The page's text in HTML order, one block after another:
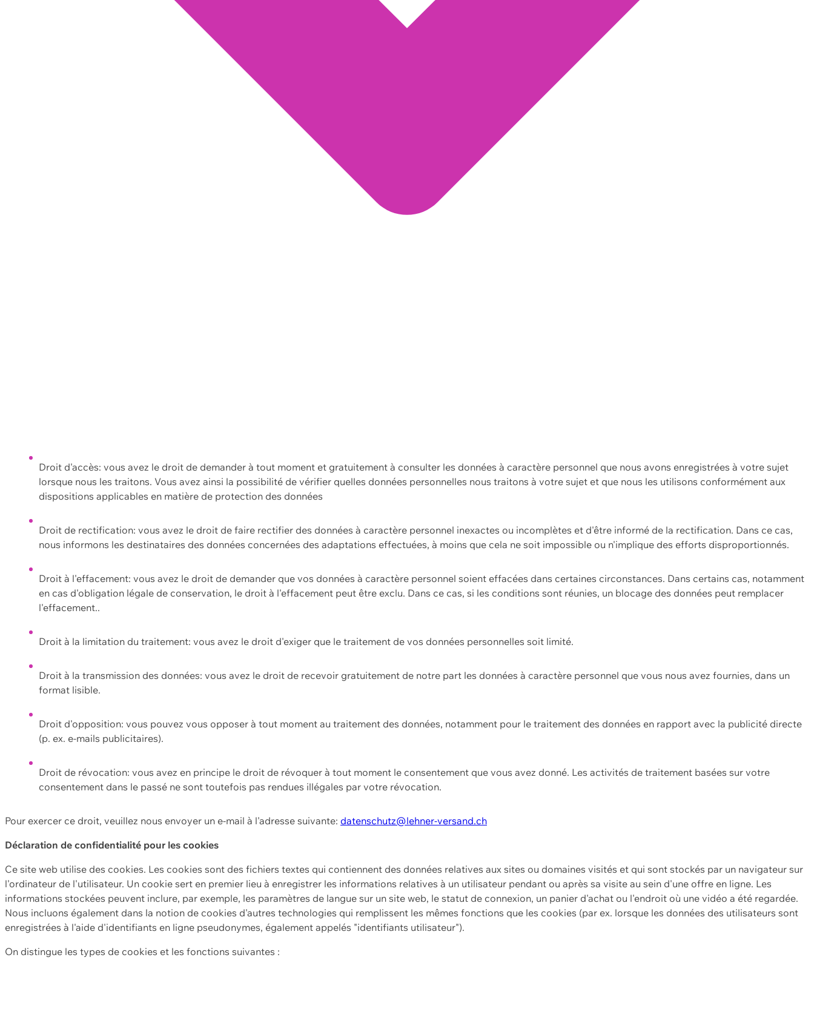
Droit d'accès: vous avez le droit de demander à tout moment et gratuitement à consulter les données à caractère personnel que nous avons enregistrées à votre sujet
lorsque nous les traitons. Vous avez ainsi la possibilité de vérifier quelles données personnelles nous traitons à votre sujet et que nous les utilisons conformément aux
dispositions applicables en matière de protection des données
Droit de rectification: vous avez le droit de faire rectifier des données à caractère personnel inexactes ou incomplètes et d'être informé de la rectification. Dans ce cas,
nous informons les destinataires des données concernées des adaptations effectuées, à moins que cela ne soit impossible ou n'implique des efforts disproportionnés.
Droit à l'effacement: vous avez le droit de demander que vos données à caractère personnel soient effacées dans certaines circonstances. Dans certains cas, notamment
en cas d'obligation légale de conservation, le droit à l'effacement peut être exclu. Dans ce cas, si les conditions sont réunies, un blocage des données peut remplacer
l'effacement..
Droit à la limitation du traitement: vous avez le droit d'exiger que le traitement de vos données personnelles soit limité.
Droit à la transmission des données: vous avez le droit de recevoir gratuitement de notre part les données à caractère personnel que vous nous avez fournies, dans un
format lisible.
Droit d'opposition: vous pouvez vous opposer à tout moment au traitement des données, notamment pour le traitement des données en rapport avec la publicité directe
(p. ex. e-mails publicitaires).
Droit de révocation: vous avez en principe le droit de révoquer à tout moment le consentement que vous avez donné. Les activités de traitement basées sur votre
consentement dans le passé ne sont toutefois pas rendues illégales par votre révocation.
Pour exercer ce droit, veuillez nous envoyer un e-mail à l'adresse suivante: datenschutz@lehner-versand.ch
Déclaration de confidentialité pour les cookies
Ce site web utilise des cookies. Les cookies sont des fichiers textes qui contiennent des données relatives aux sites ou domaines visités et qui sont stockés par un navigateur sur
l'ordinateur de l'utilisateur. Un cookie sert en premier lieu à enregistrer les informations relatives à un utilisateur pendant ou après sa visite au sein d'une offre en ligne. Les
informations stockées peuvent inclure, par exemple, les paramètres de langue sur un site web, le statut de connexion, un panier d'achat ou l'endroit où une vidéo a été regardée.
Nous incluons également dans la notion de cookies d'autres technologies qui remplissent les mêmes fonctions que les cookies (par ex. lorsque les données des utilisateurs sont
enregistrées à l'aide d'identifiants en ligne pseudonymes, également appelés "identifiants utilisateur").
On distingue les types de cookies et les fonctions suivantes :